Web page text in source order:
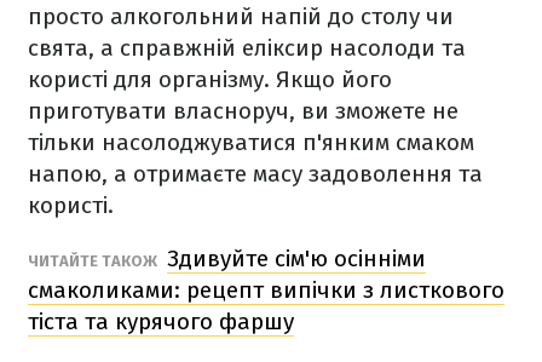
просто алкогольний напій до столу чи
свята, а справжній еліксир насолоди та
користі для організму. Якщо його
приготувати власноруч, ви зможете не
тільки насолоджуватися п'янким смаком
напою, а отримаєте масу задоволення та
користі.
ЧИТАЙТЕ ТАКОЖ Здивуйте сім'ю осінніми
смаколиками: рецепт випічки з листкового
тіста та курячого фаршу